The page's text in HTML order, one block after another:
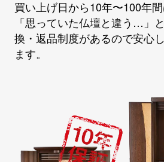
買い上げ日から10年〜100年間
「思っていた仏壇と違う…」
換・返品制度があるので安心
ます。